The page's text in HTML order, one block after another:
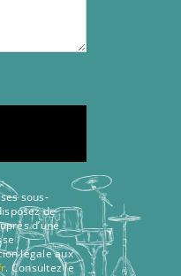
sous-
de
d’une
légale aux
. Consultez le